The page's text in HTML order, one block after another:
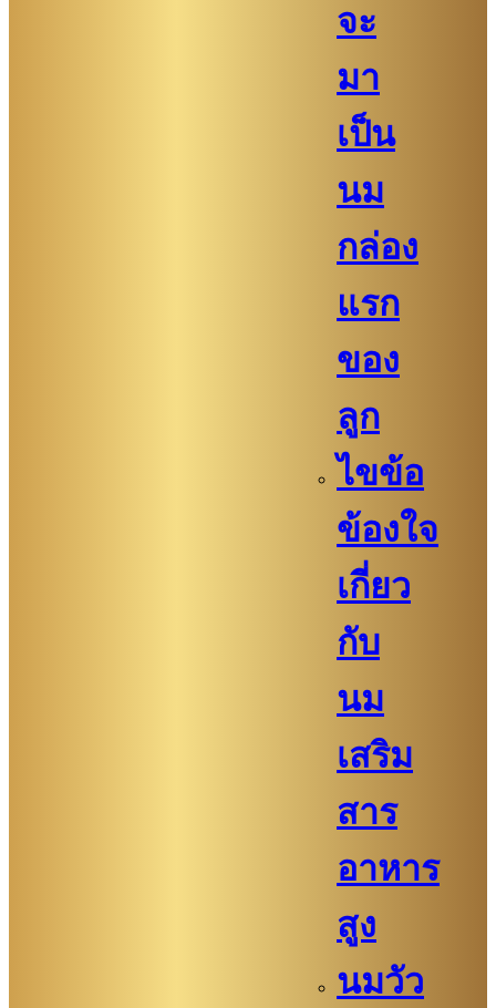
จะ
มา
เป็น
นม
กล่อง
แรก
ของ
ลูก
ไขข้อ
ข้องใจ
เกี่ยว
กับ
นม
เสริม
สาร
อาหาร
สูง
นมวัว